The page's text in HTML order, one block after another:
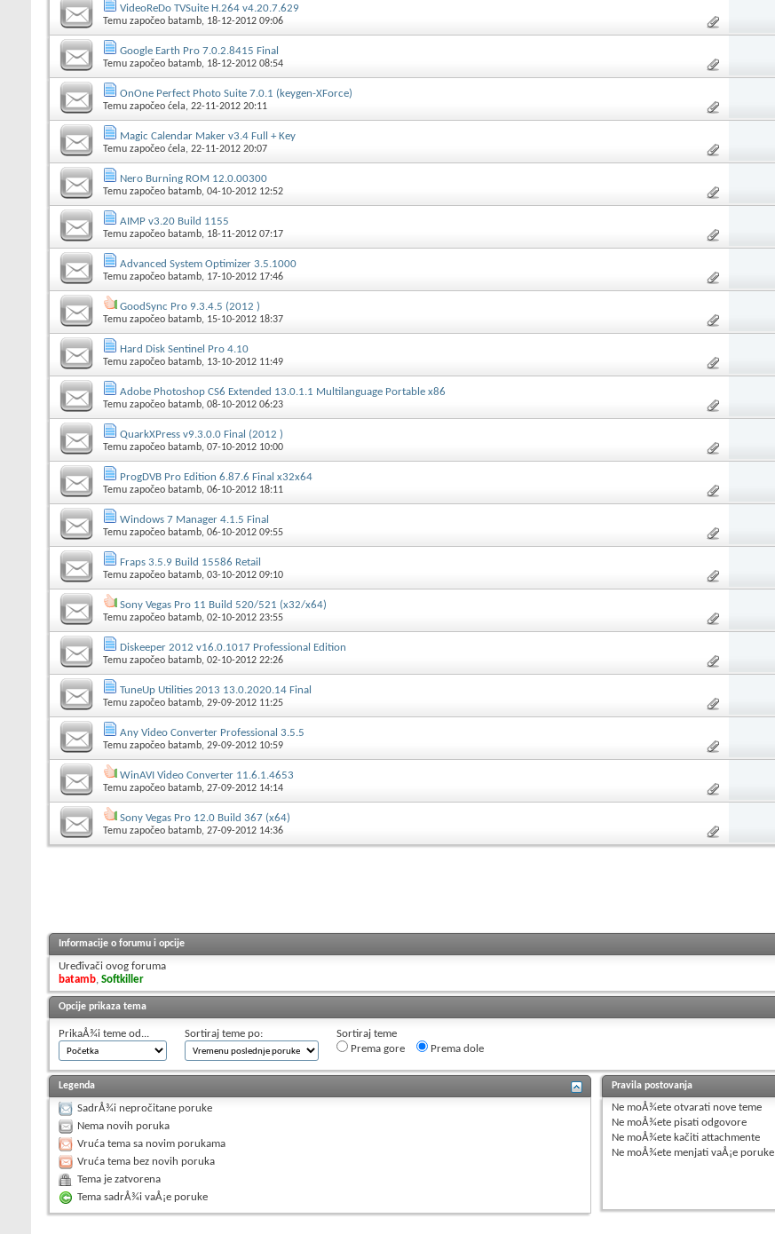
VideoReDo TVSuite H.264 v4.20.7.629
Temu započeo batamb, 18-12-2012 09:06
Google Earth Pro 7.0.2.8415 Final
Temu započeo batamb, 18-12-2012 08:54
OnOne Perfect Photo Suite 7.0.1 (keygen-XForce)
Temu započeo ćela, 22-11-2012 20:11
Magic Calendar Maker v3.4 Full + Key
Temu započeo ćela, 22-11-2012 20:07
Nero Burning ROM 12.0.00300
Temu započeo batamb, 04-10-2012 12:52
AIMP v3.20 Build 1155
Temu započeo batamb, 18-11-2012 07:17
Advanced System Optimizer 3.5.1000
Temu započeo batamb, 17-10-2012 17:46
GoodSync Pro 9.3.4.5 (2012 )
Temu započeo batamb, 15-10-2012 18:37
Hard Disk Sentinel Pro 4.10
Temu započeo batamb, 13-10-2012 11:49
Adobe Photoshop CS6 Extended 13.0.1.1 Multilanguage Portable x86
Temu započeo batamb, 08-10-2012 06:23
QuarkXPress v9.3.0.0 Final (2012 )
Temu započeo batamb, 07-10-2012 10:00
ProgDVB Pro Edition 6.87.6 Final x32x64
Temu započeo batamb, 06-10-2012 18:11
Windows 7 Manager 4.1.5 Final
Temu započeo batamb, 06-10-2012 09:55
Fraps 3.5.9 Build 15586 Retail
Temu započeo batamb, 03-10-2012 09:10
Sony Vegas Pro 11 Build 520/521 (x32/x64)
Temu započeo batamb, 02-10-2012 23:55
Diskeeper 2012 v16.0.1017 Professional Edition
Temu započeo batamb, 02-10-2012 22:26
TuneUp Utilities 2013 13.0.2020.14 Final
Temu započeo batamb, 29-09-2012 11:25
Any Video Converter Professional 3.5.5
Temu započeo batamb, 29-09-2012 10:59
WinAVI Video Converter 11.6.1.4653
Temu započeo batamb, 27-09-2012 14:14
Sony Vegas Pro 12.0 Build 367 (x64)
Temu započeo batamb, 27-09-2012 14:36
Informacije o forumu i opcije
Uređivači ovog foruma
batamb, Softkiller
Opcije prikaza tema
PrikaÅ¾i teme od... Sortiraj teme po:
Sortiraj teme
Prema gore
Prema dole
Legenda
SadrÅ¾i nepročitane poruke
Nema novih poruka
Vruća tema sa novim porukama
Vruća tema bez novih poruka
Tema je zatvorena
Tema sadrÅ¾i vaÅ¡e poruke
Pravila postovanja
Ne moÅ¾ete otvarati nove teme
Ne moÅ¾ete pisati odgovore
Ne moÅ¾ete kačiti attachmente
Ne moÅ¾ete menjati vaÅ¡e poruke